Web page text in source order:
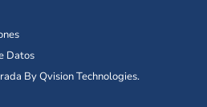
Datos
By Qvision Technologies.